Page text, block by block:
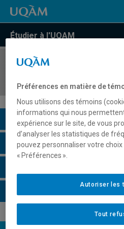
Étudier à l'UQAM
COURS//
Description du cours
Horaire - Été 2026
Préférences en matière de
Nous utilisons des témoins
informations qui nous
expérience sur le site, de vous
d’analyser les statistiques de
pouvez personnaliser votre
« Préférences ».
Tout
Autoriser les